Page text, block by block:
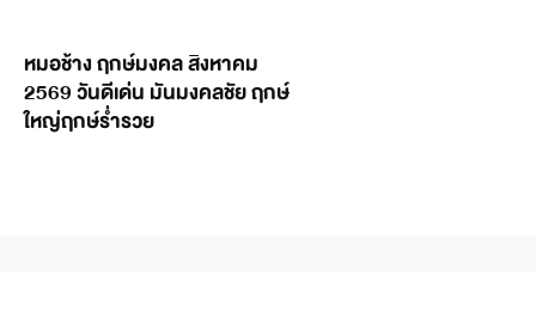
หมอช้าง ฤกษ์มงคล สิงหาคม
2569 วันดีเด่น มันมงคลชัย ฤกษ์
ใหญ่ฤกษ์ร่ำรวย